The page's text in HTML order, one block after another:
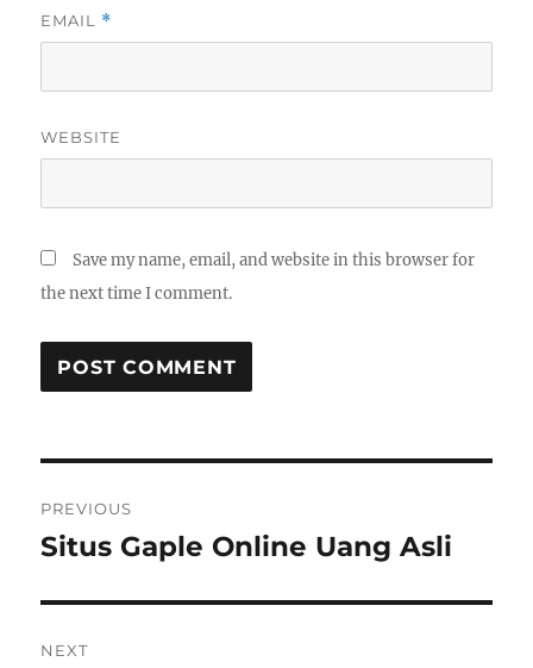
EMAIL *
WEBSITE
Save my name, email, and website in this browser for
the next time I comment.
navigation
PREVIOUS
Previous
Situs Gaple Online Uang Asli
NEXT